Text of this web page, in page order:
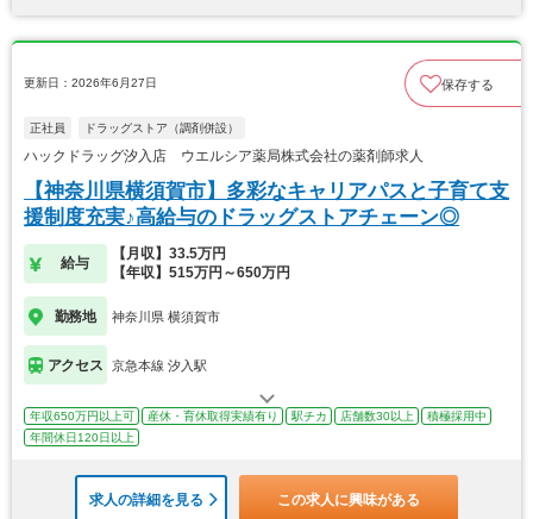
更新日：2026年6月27日 保存する
正社員 ドラッグストア（調剤併設）
ハックドラッグ汐入店 ウエルシア薬局株式会社の薬剤師求人
【神奈川県横須賀市】多彩なキャリアパスと子育て支
援制度充実♪高給与のドラッグストアチェーン◎
給与
【月収】33.5万円
【年収】515万円～650万円
勤務地 神奈川県 横須賀市
アクセス 京急本線 汐入駅
年収650万円以上可 産休・育休取得実績有り 駅チカ 店舗数30以上
積極採用中
年間休日120日以上
求人の詳細を見る この求人に興味がある